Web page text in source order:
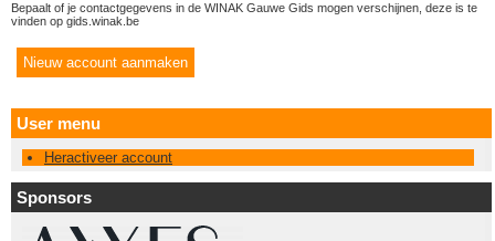
Bepaalt of je contactgegevens in de WINAK Gauwe Gids mogen verschijnen, deze is te
vinden op gids.winak.be
User menu
Heractiveer account
Sponsors